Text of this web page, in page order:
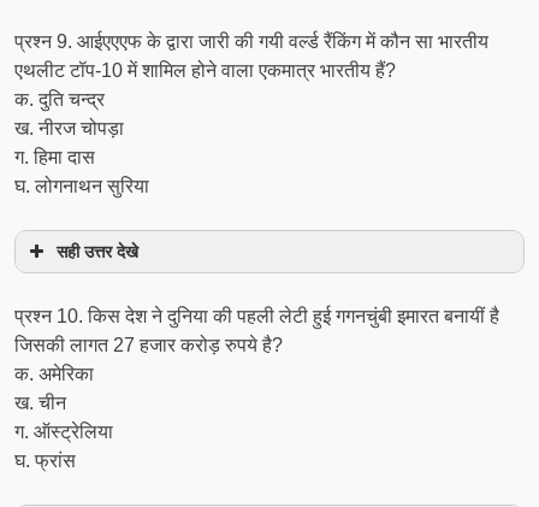
प्रश्‍न 9. आईएएएफ के द्वारा जारी की गयी वर्ल्ड रैंकिंग में कौन सा भारतीय
एथलीट टॉप-10 में शामिल होने वाला एकमात्र भारतीय हैं?
क. दुति चन्द्र
ख. नीरज चोपड़ा
ग. हिमा दास
घ. लोगनाथन सुरिया
सही उत्तर देखे
प्रश्‍न 10. किस देश ने दुनिया की पहली लेटी हुई गगनचुंबी इमारत बनायीं है
जिसकी लागत 27 हजार करोड़ रुपये है?
क. अमेरिका
ख. चीन
ग. ऑस्ट्रेलिया
घ. फ्रांस